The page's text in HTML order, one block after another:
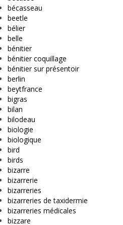
bécasseau
beetle
bélier
belle
bénitier
bénitier coquillage
bénitier sur présentoir
berlin
beytfrance
bigras
bilan
bilodeau
biologie
biologique
bird
birds
bizarre
bizarrerie
bizarreries
bizarreries de taxidermie
bizarreries médicales
bizzare